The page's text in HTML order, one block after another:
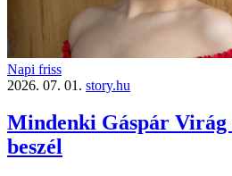
Napi friss
2026. 07. 01. story.hu
Mindenki Gáspár
beszél